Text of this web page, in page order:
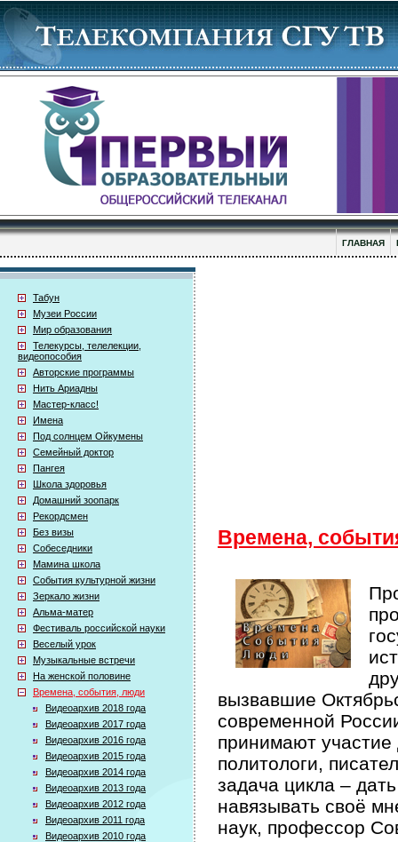
ГЛАВНАЯ
Табун
Музеи России
Мир образования
Телекурсы, телелекции,
видеопособия
Авторские программы
Нить Ариадны
Мастер-класс!
Имена
Под солнцем Ойкумены
Семейный доктор
Пангея
Школа здоровья
Домашний зоопарк
Рекордсмен
Без визы
Собеседники
Мамина школа
События культурной жизни
Зеркало жизни
Альма-матер
Фестиваль российской науки
Веселый урок
Музыкальные встречи
На женской половине
Времена, события, люди
Видеоархив 2018 года
Видеоархив 2017 года
Видеоархив 2016 года
Видеоархив 2015 года
Видеоархив 2014 года
Видеоархив 2013 года
Видеоархив 2012 года
Видеоархив 2011 года
Видеоархив 2010 года
Времена,
вызвавшие
современной
принимают участие
политологи,
задача цикла –
навязывать своё
наук, профессор